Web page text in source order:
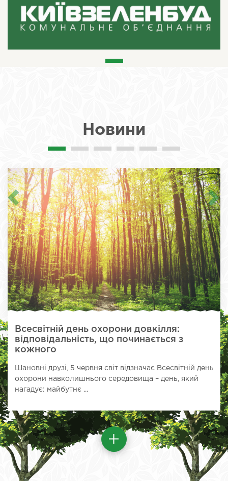
Новини
Всесвітній день охорони довкілля:
відповідальність, що починається з
кожного
Шановні друзі, 5 червня світ відзначає Всесвітній день
охорони навколишнього середовища – день, який
нагадує: майбутнє ...